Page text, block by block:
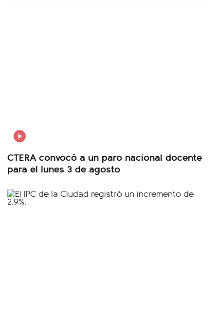
CTERA convocó a un paro nacional docente
para el lunes 3 de agosto